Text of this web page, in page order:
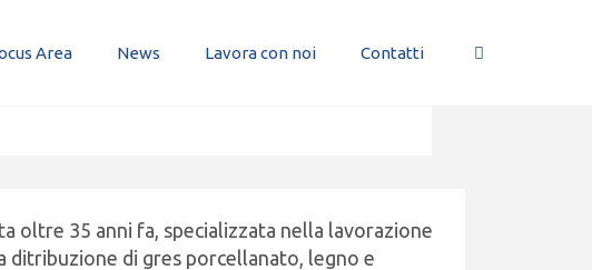
Area News Lavora con noi Contatti
oltre 35 anni fa, specializzata nella lavorazione
ditribuzione di gres porcellanato, legno e